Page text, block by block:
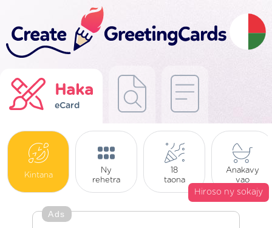
Haka
eCard
Kintana
Ny
rehetra
18
taona
Anakavy
vao
Hiroso ny sokajy
Ads